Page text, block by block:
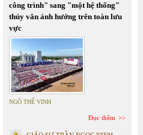
công trình" sang "một hệ thống"
thủy văn ảnh hưởng trên toàn lưu
vực
NGÔ THẾ VINH
Đọc thêm